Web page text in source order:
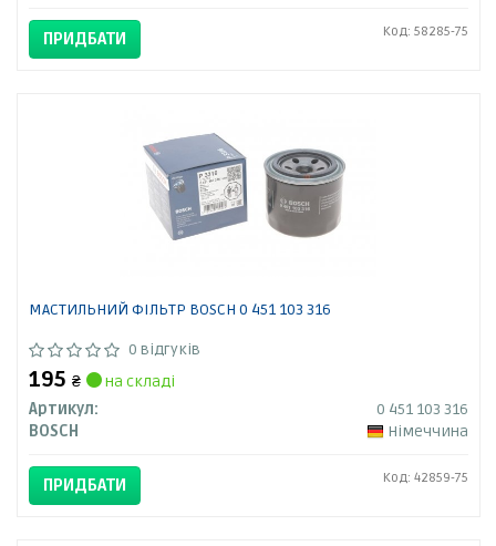
ПРИДБАТИ Код: 58285-75
МАСТИЛЬНИЙ ФІЛЬТР BOSCH 0 451 103 316
0 відгуків
195 ₴
на складі
Артикул:
0 451 103 316
BOSCH
Німеччина
ПРИДБАТИ Код: 42859-75